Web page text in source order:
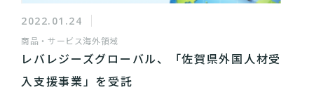
2022.01.24
商品・サービス海外領域
レバレジーズグローバル、「佐賀県外国人材受
入支援事業」を受託